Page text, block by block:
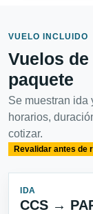
VUELO INCLUIDO
Vuelos
paquete
Se muestran ida
horarios,
cotizar.
Revalidar antes de
IDA
CCS →